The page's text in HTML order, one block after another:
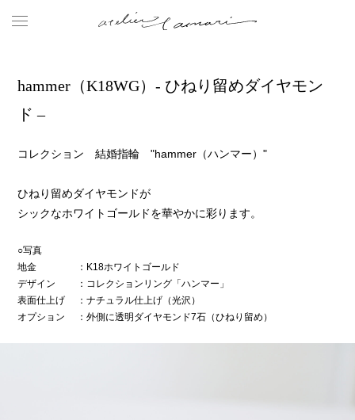
hammer（K18WG）- ひねり留めダイヤモン
ド –
コレクション 結婚指輪 "hammer（ハンマー）"
ひねり留めダイヤモンドが
シックなホワイトゴールドを華やかに彩ります。
○写真
地金
：K18ホワイトゴールド
デザイン
：コレクションリング「ハンマー」
表面仕上げ
：ナチュラル仕上げ（光沢）
オプション
：外側に透明ダイヤモンド7石（ひねり留め）